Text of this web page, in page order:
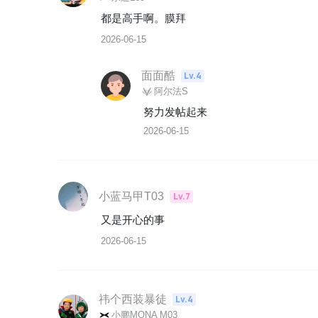
都是高手啊。膜拜
2026-06-15
面面酷 Lv.4
阿尔法S
努力发帖起来
2026-06-15
小蓝马甲T03
Lv.7
又是开心的事
2026-06-15
祎个西装暴徒 Lv.4
小鹏MONA M03